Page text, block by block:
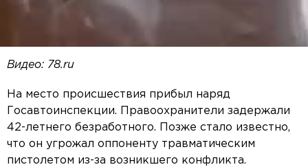
Видео: 78.ru
На место происшествия прибыл наряд
Госавтоинспекции. Правоохранители задержали
42-летнего безработного. Позже стало известно,
что он угрожал оппоненту травматическим
пистолетом из-за возникшего конфликта.